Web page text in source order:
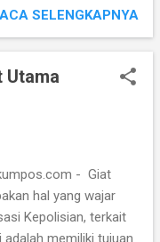
ikan ilegal, dan
Teuku Arsya Khadafi.
dengan pemotongan
pita langsung
Pol Nico Afinta.
sinergitas
dan Tokoh
Wicaksana Leghawa
harapan saya
Al-Aziz didepan
SELENGKAPNYA
Utama
- Giat
hal yang wajar
Kepolisian, terkait
memiliki tujuan